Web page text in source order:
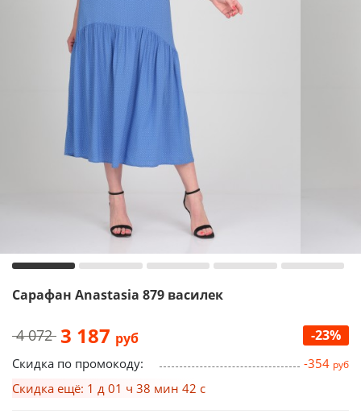
Сарафан Anastasia 879 василек
4 072 3 187 руб -23%
Скидка по промокоду: -354 руб
Скидка ещё: 1 д 01 ч 38 мин 42 с